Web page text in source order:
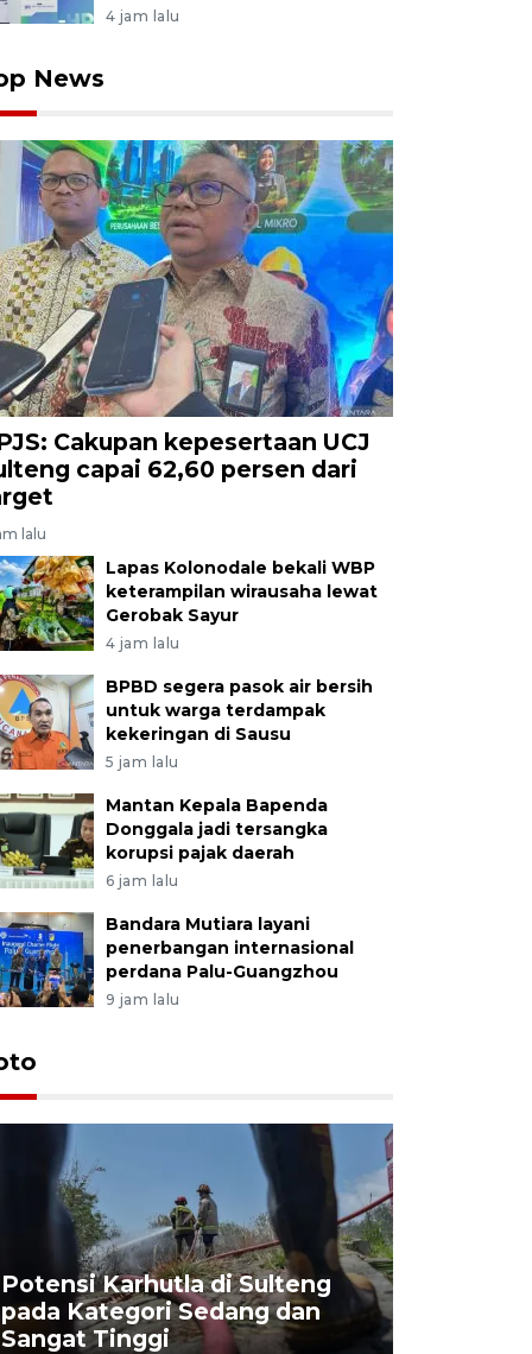
4 jam lalu
News
Cakupan kepesertaan UCJ
capai 62,60 persen dari
lalu
Lapas Kolonodale bekali WBP
keterampilan wirausaha lewat
Gerobak Sayur
4 jam lalu
BPBD segera pasok air bersih
untuk warga terdampak
kekeringan di Sausu
5 jam lalu
Mantan Kepala Bapenda
Donggala jadi tersangka
korupsi pajak daerah
6 jam lalu
Bandara Mutiara layani
penerbangan internasional
perdana Palu-Guangzhou
9 jam lalu
Potensi Karhutla di Sulteng
pada Kategori Sedang dan
Sangat Tinggi